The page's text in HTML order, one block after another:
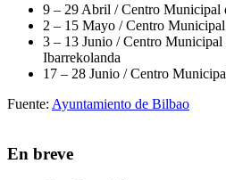
9 – 29 Abril / Centro Municipal
2 – 15 Mayo / Centro
3 – 13 Junio / Centro Municipal
Ibarrekolanda
17 – 28 Junio / Centro
Fuente: Ayuntamiento de Bilbao
En breve